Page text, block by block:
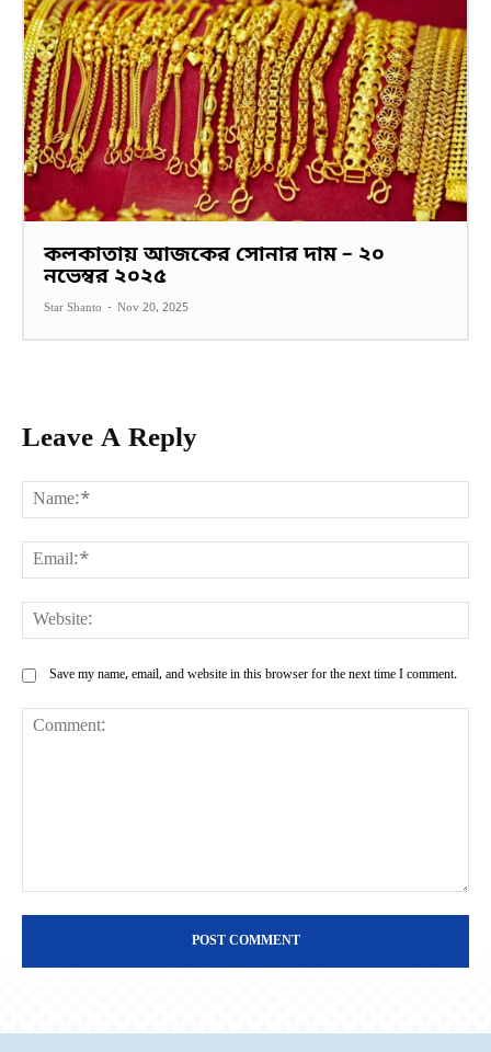
কলকাতায় আজকের সোনার দাম – ২০
নভেম্বর ২০২৫
Star Shanto - Nov 20, 2025
Leave A Reply
Save my name, email, and website in this browser for the next time I comment.